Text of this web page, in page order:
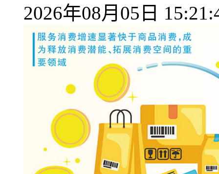
2026年08月05日